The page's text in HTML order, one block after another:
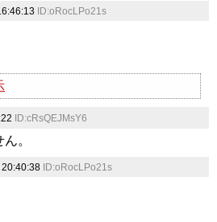
ID:oRocLPo21s
ID:cRsQEJMsY6
。
20:40:38 ID:oRocLPo21s